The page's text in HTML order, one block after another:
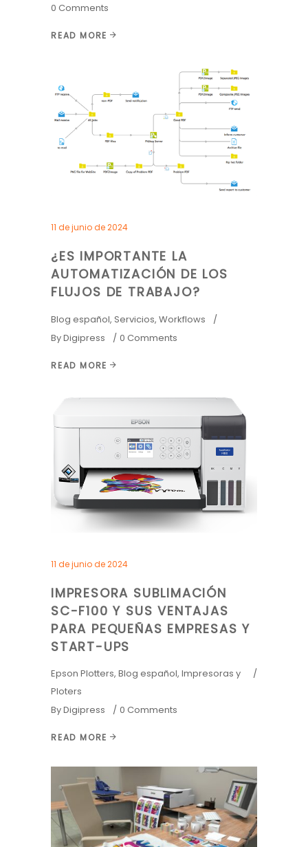
0 Comments
READ MORE
11 de junio de 2024
¿ES IMPORTANTE LA
AUTOMATIZACIÓN DE LOS
FLUJOS DE TRABAJO?
Blog español, Servicios, Workflows
ByDigipress 0 Comments
READ MORE
11 de junio de 2024
IMPRESORA SUBLIMACIÓN
SC-F100 Y SUS VENTAJAS
PARA PEQUEÑAS EMPRESAS Y
START-UPS
Epson Plotters, Blog español, Impresoras y
Ploters
ByDigipress 0 Comments
READ MORE